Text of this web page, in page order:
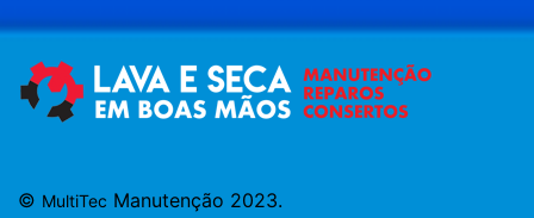
© MultiTec Manutenção 2023.